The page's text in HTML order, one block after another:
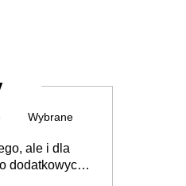
Wybrane
ale i dla
dodatkowych